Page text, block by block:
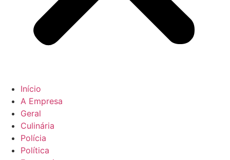
Início
A Empresa
Geral
Culinária
Polícia
Política